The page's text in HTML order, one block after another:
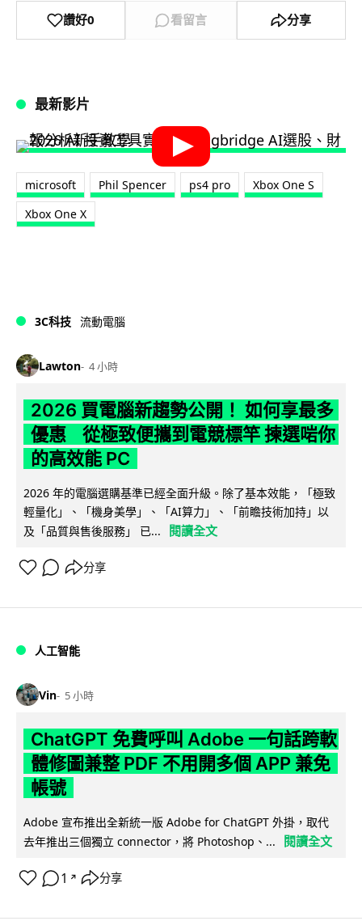
讚好0 看留言 分享
最新影片
microsoft Phil Spencer ps4 pro
Xbox One S
Xbox One X
3C科技 流動電腦
Lawton 4 小時
2026 買電腦新趨勢公開！ 如何享最多
優惠 從極致便攜到電競標竿 揀選啱你
的高效能 PC
2026 年的電腦選購基準已經全面升級。除了基本效能，「極致
輕量化」、「機身美學」、「AI算力」、「前瞻技術加持」以
及「品質與售後服務」 已...
閱讀全文
分享
人工智能
Vin 5 小時
ChatGPT 免費呼叫 Adobe 一句話跨軟
體修圖兼整 PDF 不用開多個 APP 兼免
帳號
Adobe 宣布推出全新統一版 Adobe for ChatGPT 外掛，取代
去年推出三個獨立 connector，將 Photoshop、...
閱讀全文
1 ↗ 分享